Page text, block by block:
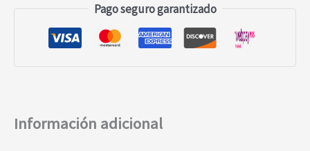
Pago seguro garantizado
Información adicional